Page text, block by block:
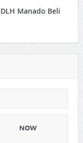
Manado Beli
NOW